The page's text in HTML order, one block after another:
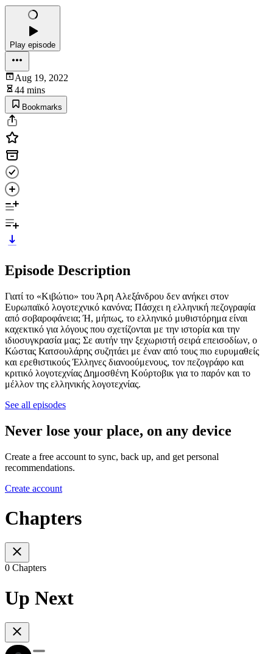
Play episode
Aug 19, 2022
44 mins
Bookmarks
Episode Description
Γιατί το «Κιβώτιο» του Άρη Αλεξάνδρου δεν ανήκει στον
Ευρωπαϊκό λογοτεχνικό κανόνα; Πάσχει η ελληνική πεζογραφία
από σοβαροφάνεια; Ή, μήπως, το ελληνικό μυθιστόρημα είναι
καχεκτικό για λόγους που σχετίζονται με την ιστορία και την
ιδιοσυγκρασία μας; Σε αυτήν την ξεχωριστή σειρά επεισοδίων, ο
Κώστας Κατσουλάρης συζητάει με έναν από τους πιο ευρυμαθείς
και ερεθιστικούς Έλληνες διανοούμενους, τον πεζογράφο και
κριτικό λογοτεχνίας Δημοσθένη Κούρτοβικ για το παρόν και το
μέλλον της ελληνικής λογοτεχνίας.
See all episodes
Never lose your place, on any device
Create a free account to sync, back up, and get personal
recommendations.
Create account
Chapters
0 Chapters
Up Next